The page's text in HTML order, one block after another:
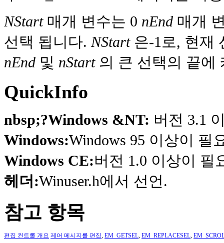
NStart매개 변수는 0 nEnd 매개
선택 됩니다.NStart은-1로, 현재
nEnd 및 nStart의 큰 선택의 끝에
QuickInfo
nbsp;?Windows &NT: 버전 3.1
Windows:Windows 95 이상이 필
Windows CE:버전 1.0 이상이 필
헤더:Winuser.h에서 선언.
참고 항목
편집 컨트롤 개요 제어 메시지를 편집, EM_GETSEL, EM_REPLACESEL,